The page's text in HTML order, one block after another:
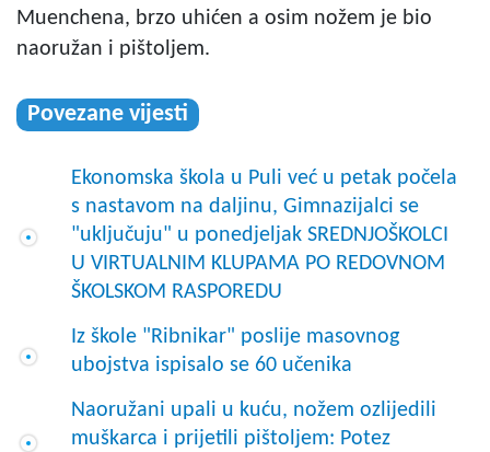
Muenchena, brzo uhićen a osim nožem je bio
naoružan i pištoljem.
Povezane vijesti
Ekonomska škola u Puli već u petak počela
s nastavom na daljinu, Gimnazijalci se
"uključuju" u ponedjeljak SREDNJOŠKOLCI
U VIRTUALNIM KLUPAMA PO REDOVNOM
ŠKOLSKOM RASPOREDU
Iz škole "Ribnikar" poslije masovnog
ubojstva ispisalo se 60 učenika
Naoružani upali u kuću, nožem ozlijedili
muškarca i prijetili pištoljem: Potez